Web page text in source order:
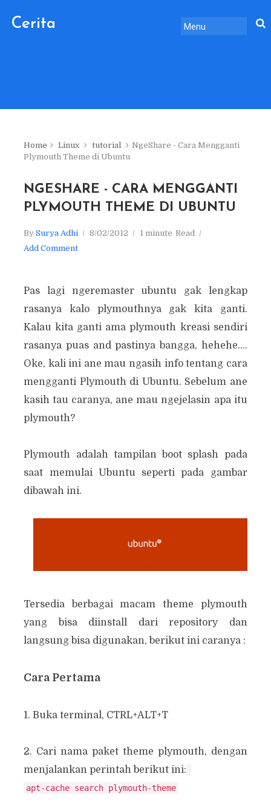
Cerita
Home Linux tutorial
NgeShare - Cara Mengganti
Plymouth Theme di Ubuntu
NGESHARE - CARA MENGGANTI
PLYMOUTH THEME DI UBUNTU
BySurya Adhi 8/02/2012 1 minute Read
Add Comment
Pas lagi ngeremaster ubuntu gak lengkap
rasanya kalo plymouthnya gak kita ganti.
Kalau kita ganti ama plymouth kreasi sendiri
rasanya puas and pastinya bangga, hehehe....
Oke, kali ini ane mau ngasih info tentang cara
mengganti Plymouth di Ubuntu. Sebelum ane
kasih tau caranya, ane mau ngejelasin apa itu
plymouth?
Plymouth adalah tampilan boot splash pada
saat memulai Ubuntu seperti pada gambar
dibawah ini.
Tersedia berbagai macam theme plymouth
yang bisa diinstall dari repository dan
langsung bisa digunakan, berikut ini caranya :
Cara Pertama
1. Buka terminal, CTRL+ALT+T
2. Cari nama paket theme plymouth, dengan
menjalankan perintah berikut ini: